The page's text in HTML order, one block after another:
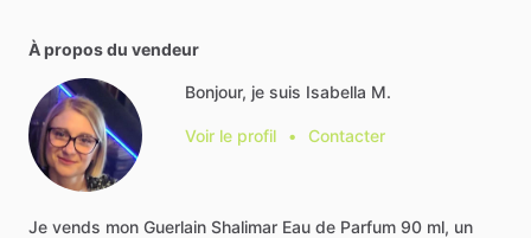
À propos du vendeur
Bonjour, je suis Isabella M.
Voir le profil • Contacter
Je vends mon Guerlain Shalimar Eau de Parfum 90 ml, un